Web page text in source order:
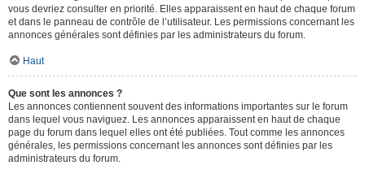
vous devriez consulter en priorité. Elles apparaissent en haut de chaque forum
et dans le panneau de contrôle de l’utilisateur. Les permissions concernant les
annonces générales sont définies par les administrateurs du forum.
Haut
Que sont les annonces ?
Les annonces contiennent souvent des informations importantes sur le forum
dans lequel vous naviguez. Les annonces apparaissent en haut de chaque
page du forum dans lequel elles ont été publiées. Tout comme les annonces
générales, les permissions concernant les annonces sont définies par les
administrateurs du forum.